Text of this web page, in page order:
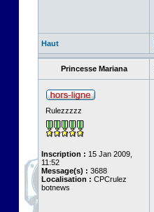
Haut
Princesse Mariana
Rulezzzzz
Inscription : 15 Jan 2009,
11:52
Message(s) : 3688
Localisation : CPCrulez
botnews